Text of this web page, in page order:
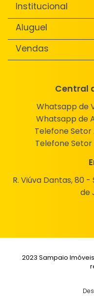
Institucional
Aluguel
Vendas
Central
Whatsapp de
Whatsapp de
Telefone Setor
Telefone Setor
R. Viúva Dantas, 80
de
2023 Sampaio